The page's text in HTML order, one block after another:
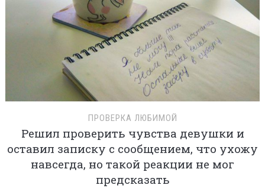
ПРОВЕРКА ЛЮБИМОЙ
Решил проверить чувства девушки и
оставил записку с сообщением, что ухожу
навсегда, но такой реакции не мог
предсказать